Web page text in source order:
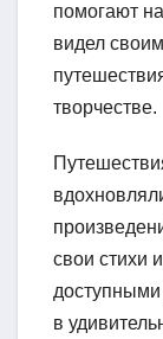
помогают
видел
творчестве.
свои стихи
доступными
в